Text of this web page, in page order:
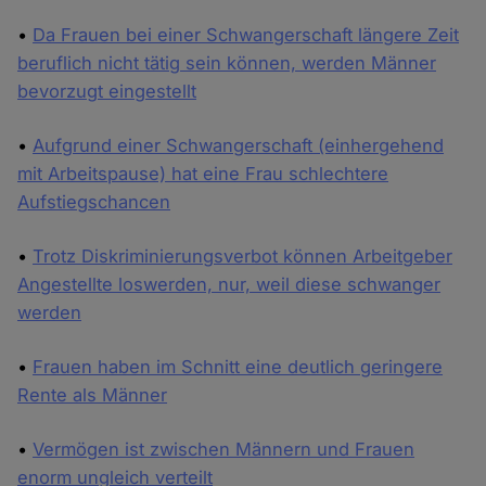
• Da Frauen bei einer Schwangerschaft längere Zeit
beruflich nicht tätig sein können, werden Männer
bevorzugt eingestellt
•Aufgrund einer Schwangerschaft (einhergehend
mit Arbeitspause) hat eine Frau schlechtere
Aufstiegschancen
• Trotz Diskriminierungsverbot können Arbeitgeber
Angestellte loswerden, nur, weil diese schwanger
werden
• Frauen haben im Schnitt eine deutlich geringere
Rente als Männer
•Vermögen ist zwischen Männern und Frauen
enorm ungleich verteilt